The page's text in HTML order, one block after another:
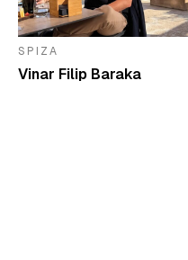
SPIZA
Vinar Filip Baraka